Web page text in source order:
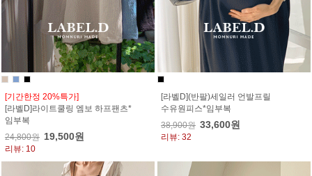
[기간한정 20%특가]
[라벨D]라이트쿨링 엠보 하프팬츠*
임부복
24,800원 19,500원
리뷰: 10
[라벨D](반팔)세일러 언발프릴
수유원피스*임부복
38,900원 33,600원
리뷰: 32